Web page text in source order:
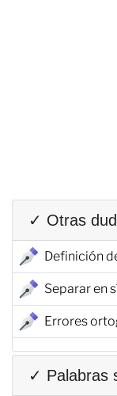
✓ Otras
Definición
Separar en
Errores
✓ Palabras